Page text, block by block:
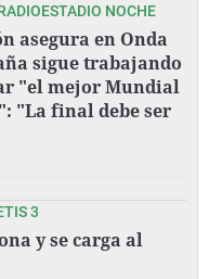
NOCHE
asegura en Onda
sigue trabajando
"el mejor Mundial
"La final debe ser
3
y se carga al